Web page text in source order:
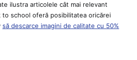
ilustra articolele cât mai relevant
to school oferă posibilitatea oricărei
să descarce imagini de calitate cu 50%